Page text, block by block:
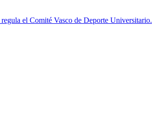
el Comité Vasco de Deporte Universitario.